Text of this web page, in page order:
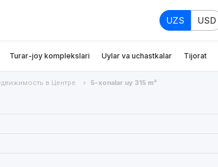
UZS USD
Turar-joy komplekslari Uylar va uchastkalar Tijorat
в Центре 5-xonalar uy 315 m²